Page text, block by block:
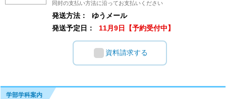
同封の支払い方法に沿ってお支払いください
発送方法：
ゆうメール
発送予定日：
11月9日【予約受付中】
資料請求する
学部学科案内